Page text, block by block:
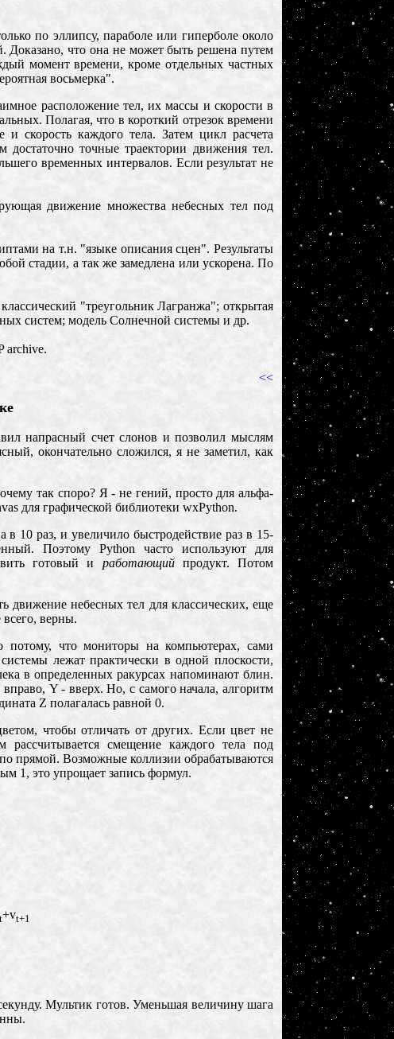
по эллипсу, параболе или гиперболе около
Доказано, что она не может быть решена путем
момент времени, кроме отдельных частных
восьмерка".
расположение тел, их массы и скорости в
Полагая, что в короткий отрезок времени
скорость каждого тела. Затем цикл расчета
точные траектории движения тел.
временных интервалов. Если результат не
движение множества небесных тел под
на т.н. "языке описания сцен". Результаты
стадии, а так же замедлена или ускорена. По
"треугольник Лагранжа"; открытая
систем; модель Солнечной системы и др.
archive.
<<
напрасный счет слонов и позволил мыслям
окончательно сложился, я не заметил, как
так споро? Я - не гений, просто для альфа-
для графической библиотеки wxPython.
в 10 раз, и увеличило быстродействие раз в 15-
ПоэтомуPythonчасто используют для
готовый и работающийпродукт. Потом
движение небесных тел для классических, еще
верны.
потому, что мониторы на компьютерах, сами
лежат практически в одной плоскости,
в определенных ракурсах напоминают блин.
вправо, Y - вверх. Но, с самого начала, алгоритм
Z полагалась равной 0.
чтобы отличать от других. Если цвет не
рассчитывается смещение каждого тела под
прямой. Возможные коллизии обрабатываются
1, это упрощает запись формул.
t+vt+1
Мультик готов. Уменьшая величину шага